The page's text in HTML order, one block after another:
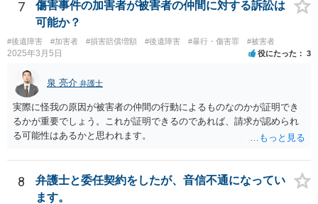
れることも多いため、その交渉のために弁護士を入れるということも
考えられるかと思われます。
7
傷害事件の加害者が被害者の仲間に対する訴訟は
可能か？
#後遺障害 #加害者 #損害賠償増額 #後遺障害 #暴行・傷害罪 #被害者
2025年3月5日 役にたった 3
泉 亮介 弁護士
実際に怪我の原因が被害者の仲間の行動によるものなのかが証明でき
るかが重要でしょう。これが証明できるのであれば、請求が認められ
る可能性はあるかと思われます。
8
弁護士と委任契約をしたが、音信不通になってい
ます。